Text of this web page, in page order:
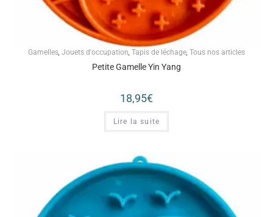
Gamelles Jouets d'occupation Tapis de léchage Tous nos articles
Petite Gamelle Yin Yang
18,95€
Lire la suite